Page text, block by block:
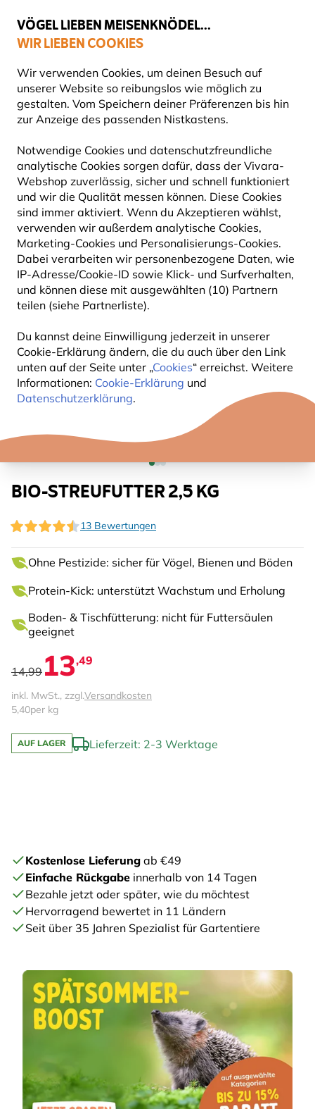
VÖGEL LIEBEN MEISENKNÖDEL...
WIR LIEBEN COOKIES
Wir verwenden Cookies, um deinen Besuch auf
unserer Website so reibungslos wie möglich zu
gestalten. Vom Speichern deiner Präferenzen bis hin
zur Anzeige des passenden Nistkastens.
Notwendige Cookies und datenschutzfreundliche
analytische Cookies sorgen dafür, dass der Vivara-
Webshop zuverlässig, sicher und schnell funktioniert
und wir die Qualität messen können. Diese Cookies
sind immer aktiviert. Wenn du Akzeptieren wählst,
verwenden wir außerdem analytische Cookies,
Marketing-Cookies und Personalisierungs-Cookies.
Dabei verarbeiten wir personenbezogene Daten, wie
IP-Adresse/Cookie-ID sowie Klick- und Surfverhalten,
und können diese mit ausgewählten (10) Partnern
teilen (siehe Partnerliste).
Du kannst deine Einwilligung jederzeit in unserer
Cookie-Erklärung ändern, die du auch über den Link
unten auf der Seite unter „Cookies“ erreichst. Weitere
Informationen: Cookie-Erklärung und
Datenschutzerklärung.
Gratis Versand ab 49 €
Vogelfutter Sämereien für Vögel
10% RABATT
BIO-STREUFUTTER 2,5 KG
13 Bewertungen
Ohne Pestizide: sicher für Vögel, Bienen und Böden
Protein-Kick: unterstützt Wachstum und Erholung
Boden- & Tischfütterung: nicht für Futtersäulen
geeignet
14,99 13,49
inkl. MwSt., zzgl.Versandkosten
5,40per kg
AUF LAGER Lieferzeit: 2-3 Werktage
Kostenlose Lieferung ab €49
Einfache Rückgabe innerhalb von 14 Tagen
Bezahle jetzt oder später, wie du möchtest
Hervorragend bewertet in 11 Ländern
Seit über 35 Jahren Spezialist für Gartentiere